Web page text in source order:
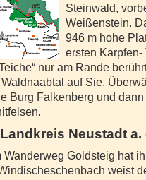
Steinwald,
Weißenstein.
946 m hohe
ersten
nur am Rande
auf Sie.
Burg Falkenberg und
Neustadt a.
Wanderweg Goldsteig hat
weist